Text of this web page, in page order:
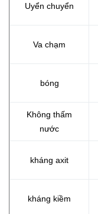
Uyển chuyển
Va chạm
bóng
Không thấm
nước
kháng axit
kháng kiềm